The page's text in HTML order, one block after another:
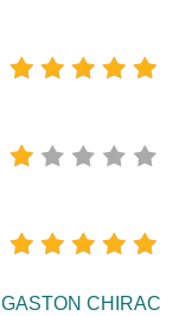
CHIRAC